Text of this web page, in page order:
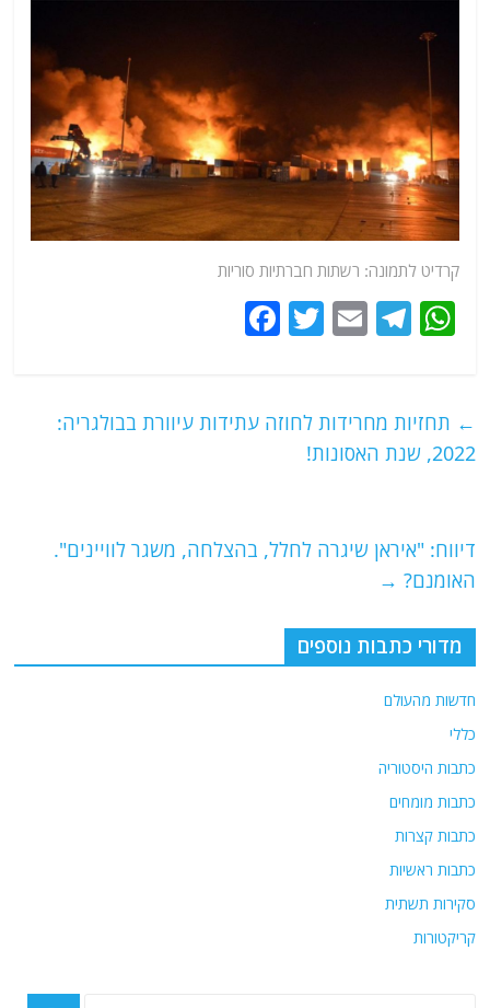
קרדיט לתמונה: רשתות חברתיות סוריות
W
s
A
T
g
ra
E
l
T
er
e
k
← תחזיות מחרידות לחוזה עתידות עיוורת בבולגריה:
2022, שנת האסונות!
דיווח: "איראן שיגרה לחלל, בהצלחה, משגר לוויינים".
האומנם? →
מדורי כתבות נוספים
חדשות מהעולם
כללי
כתבות היסטוריה
כתבות מומחים
כתבות קצרות
כתבות ראשיות
סקירות תשתית
קריקטורות